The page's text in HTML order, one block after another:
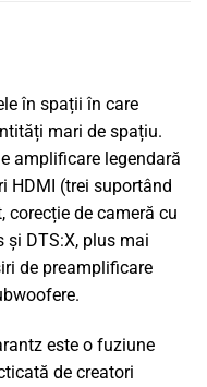
în spații în care
mari de spațiu.
amplificare legendară
HDMI (trei suportând
corecție de cameră cu
și DTS:X, plus mai
de preamplificare
este o fuziune
de creatori